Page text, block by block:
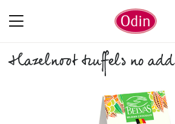
Hazelnoot truffels no add